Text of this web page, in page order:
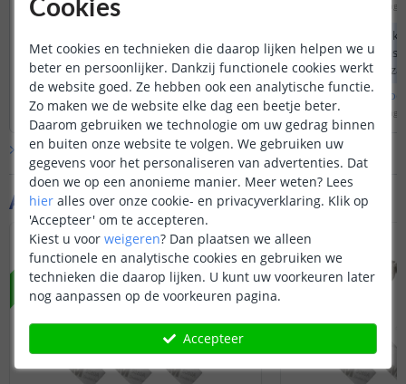
Aanvullende producten
NIEUW
Bekijkhele antwoord
Door levi op maandag 11 december 2023
maandag
We hebben geen
profielen in ons
profielen
hoekprofielen kan
kleine opening in
Bekijkhele
Door Priscilla dinsdag
Bekijk alle Vraag & antwoord
Cookies
Met cookies en technieken die daarop lijken helpen we u
beter en persoonlijker. Dankzij functionele cookies werkt
de website goed. Ze hebben ook een analytische functie.
Zo maken we de website elke dag een beetje beter.
Daarom gebruiken we technologie om uw gedrag binnen
en buiten onze website te volgen. We gebruiken uw
gegevens voor het personaliseren van advertenties. Dat
doen we op een anonieme manier. Meer weten? Lees
hier alles over onze cookie- en privacyverklaring. Klik op
'Accepteer' om te accepteren.
Kiest u voor weigeren? Dan plaatsen we alleen
functionele en analytische cookies en gebruiken we
technieken die daarop lijken. U kunt uw voorkeuren later
nog aanpassen op de voorkeuren pagina.
Accepteer